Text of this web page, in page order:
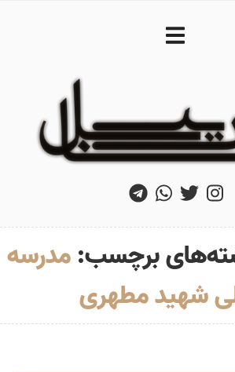
برچسب:مدرسه
شهید مطهری